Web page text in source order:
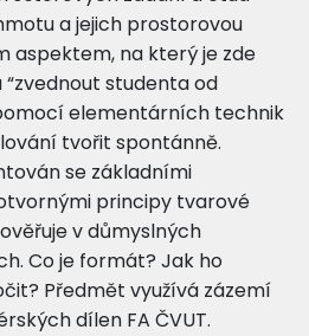
a jejich prostorovou
aspektem, na který je zde
“zvednout studenta od
elementárních technik
tvořit spontánně.
se základními
principy tvarové
v důmyslných
Co je formát? Jak ho
Předmět využívá zázemí
dílen FA ČVUT.